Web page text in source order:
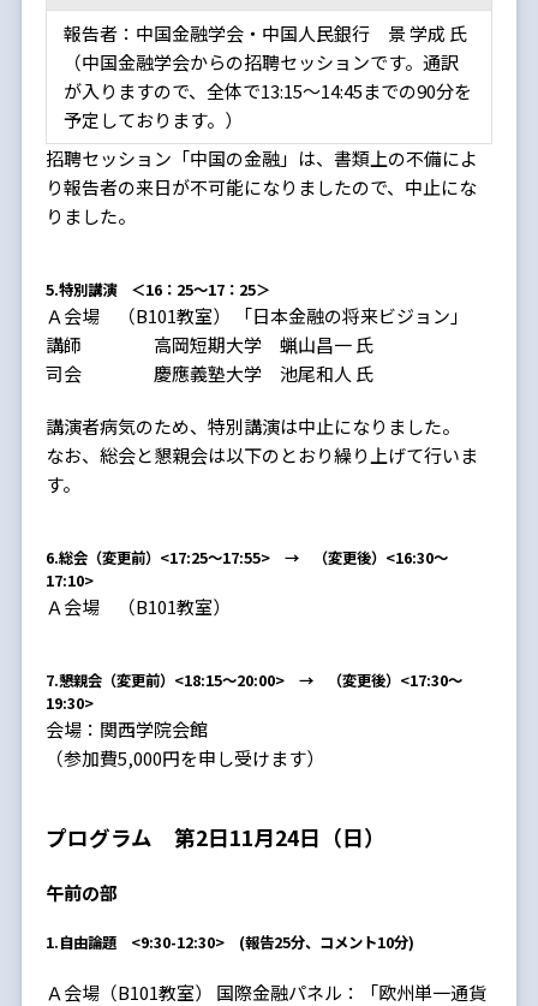
報告者：中国金融学会・中国人民銀行 景 学成 氏
（中国金融学会からの招聘セッションです。通訳
が入りますので、全体で13:15～14:45までの90分を
予定しております。）
招聘セッション「中国の金融」は、書類上の不備によ
り報告者の来日が不可能になりましたので、中止にな
りました。
5.特別講演 ＜16：25～17：25＞
Ａ会場 （B101教室） 「日本金融の将来ビジョン」
講師 高岡短期大学 蝋山昌一 氏
司会 慶應義塾大学 池尾和人 氏
講演者病気のため、特別講演は中止になりました。
なお、総会と懇親会は以下のとおり繰り上げて行いま
す。
6.総会（変更前）<17:25～17:55> → （変更後）<16:30～
17:10>
Ａ会場 （B101教室）
7.懇親会（変更前）<18:15～20:00> → （変更後）<17:30～
19:30>
会場：関西学院会館
（参加費5,000円を申し受けます）
プログラム 第2日11月24日（日）
午前の部
1.自由論題 <9:30-12:30> (報告25分、コメント10分)
Ａ会場（B101教室） 国際金融パネル：「欧州単一通貨